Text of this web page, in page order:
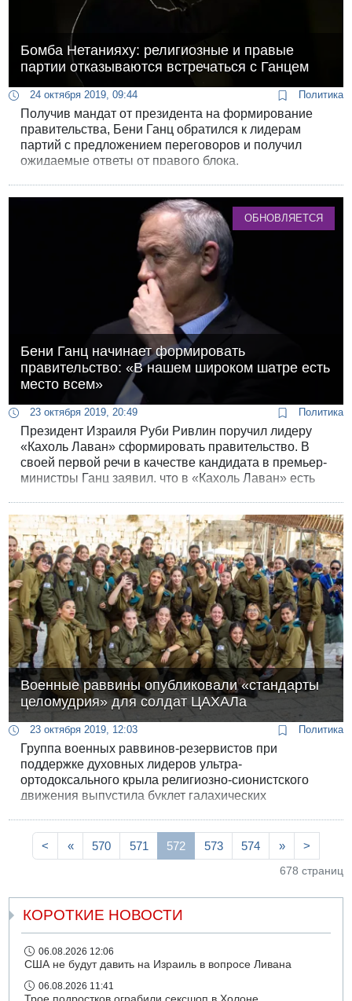
Бомба Нетанияху: религиозные и правые
партии отказываются встречаться с Ганцем
24 октября 2019, 09:44 Политика
Получив мандат от президента на формирование
правительства, Бени Ганц обратился к лидерам
партий с предложением переговоров и получил
ожидаемые ответы от правого блока.
ОБНОВЛЯЕТСЯ
Бени Ганц начинает формировать
правительство: «В нашем широком шатре есть
место всем»
23 октября 2019, 20:49 Политика
Президент Израиля Руби Ривлин поручил лидеру
«Кахоль Лаван» сформировать правительство. В
своей первой речи в качестве кандидата в премьер-
министры Ганц заявил, что в «Кахоль Лаван» есть
Военные раввины опубликовали «стандарты
целомудрия» для солдат ЦАХАЛа
23 октября 2019, 12:03 Политика
Группа военных раввинов-резервистов при
поддержке духовных лидеров ультра-
ортодоксального крыла религиозно-сионистского
движения выпустила буклет галахических
службой мужчин и женщин. Брошюра вызвала
скандал.
< « 570 571 572 573 574 » >
678 страниц
КОРОТКИЕ НОВОСТИ
06.08.2026 12:06
США не будут давить на Израиль в вопросе Ливана
06.08.2026 11:41